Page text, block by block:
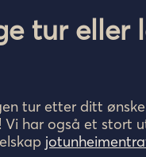
tur eller
tur etter ditt
har også et stort